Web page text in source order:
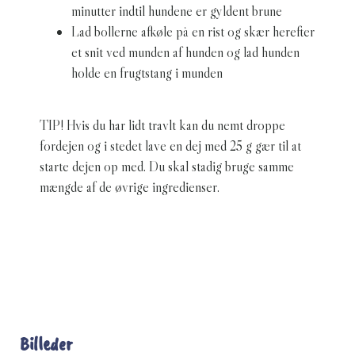
minutter indtil hundene er gyldent brune
Lad bollerne afkøle på en rist og skær herefter
et snit ved munden af hunden og lad hunden
holde en frugtstang i munden
TIP! Hvis du har lidt travlt kan du nemt droppe
fordejen og i stedet lave en dej med 25 g gær til at
starte dejen op med. Du skal stadig bruge samme
mængde af de øvrige ingredienser.
Billeder